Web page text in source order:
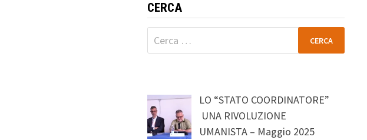
CERCA
Ricerca
per:
LO “STATO COORDINATORE”
UNA RIVOLUZIONE
UMANISTA – Maggio 2025